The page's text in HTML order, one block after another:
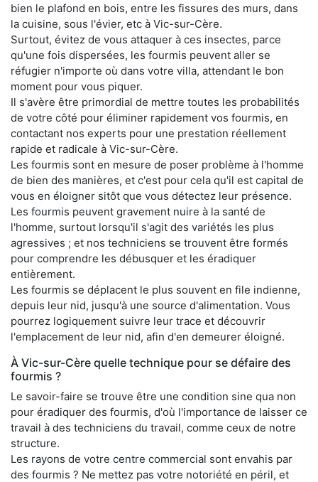
bien le plafond en bois, entre les fissures des murs, dans
la cuisine, sous l'évier, etc à Vic-sur-Cère.
Surtout, évitez de vous attaquer à ces insectes, parce
qu'une fois dispersées, les fourmis peuvent aller se
réfugier n'importe où dans votre villa, attendant le bon
moment pour vous piquer.
Il s'avère être primordial de mettre toutes les probabilités
de votre côté pour éliminer rapidement vos fourmis, en
contactant nos experts pour une prestation réellement
rapide et radicale à Vic-sur-Cère.
Les fourmis sont en mesure de poser problème à l'homme
de bien des manières, et c'est pour cela qu'il est capital de
vous en éloigner sitôt que vous détectez leur présence.
Les fourmis peuvent gravement nuire à la santé de
l'homme, surtout lorsqu'il s'agit des variétés les plus
agressives ; et nos techniciens se trouvent être formés
pour comprendre les débusquer et les éradiquer
entièrement.
Les fourmis se déplacent le plus souvent en file indienne,
depuis leur nid, jusqu'à une source d'alimentation. Vous
pourrez logiquement suivre leur trace et découvrir
l'emplacement de leur nid, afin d'en demeurer éloigné.
À Vic-sur-Cère quelle technique pour se défaire des
fourmis ?
Le savoir-faire se trouve être une condition sine qua non
pour éradiquer des fourmis, d'où l'importance de laisser ce
travail à des techniciens du travail, comme ceux de notre
structure.
Les rayons de votre centre commercial sont envahis par
des fourmis ? Ne mettez pas votre notoriété en péril, et